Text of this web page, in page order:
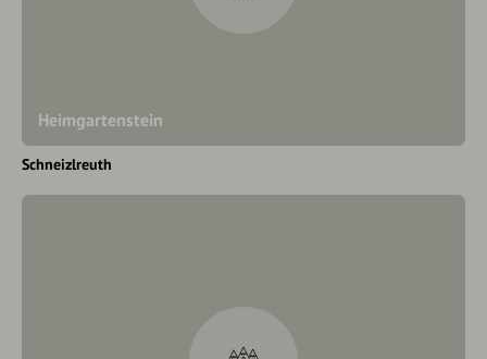
Heimgartenstein
Schneizlreuth